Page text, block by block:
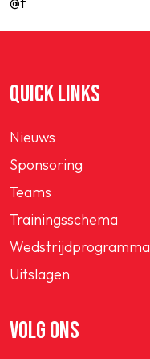
QUICK LINKS
Nieuws
Sponsoring
Teams
Trainingsschema
Wedstrijdprogramma
Uitslagen
VOLG ONS